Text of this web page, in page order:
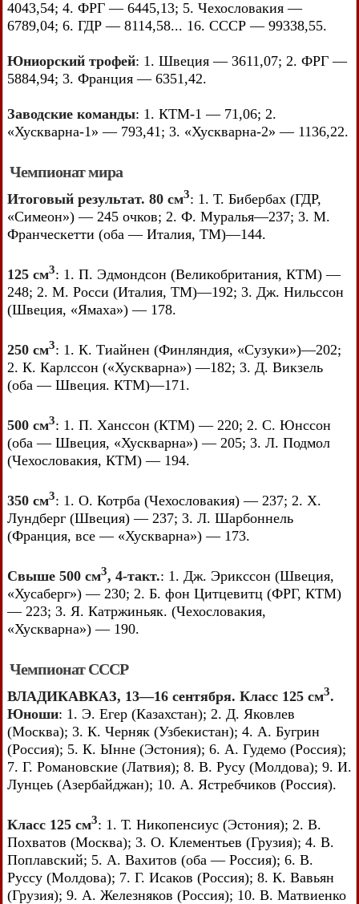
4043,54; 4. ФРГ — 6445,13; 5. Чехословакия —
6789,04; 6. ГДР — 8114,58... 16. СССР — 99338,55.
Юниорский трофей: 1. Швеция — 3611,07; 2. ФРГ —
5884,94; 3. Франция — 6351,42.
Заводские команды: 1. КТМ-1 — 71,06; 2.
«Хускварна-1» — 793,41; 3. «Хускварна-2» — 1136,22.
Чемпионат мира
Итоговый результат. 80 см3: 1. Т. Бибербах (ГДР,
«Симеон») — 245 очков; 2. Ф. Муралья—237; 3. М.
Франческетти (оба — Италия, ТМ)—144.
125 см3: 1. П. Эдмондсон (Великобритания, КТМ) —
248; 2. М. Росси (Италия, ТМ)—192; 3. Дж. Нильссон
(Швеция, «Ямаха») — 178.
250 см3: 1. К. Тиайнен (Финляндия, «Сузуки»)—202;
2. К. Карлссон («Хускварна») —182; 3. Д. Викзель
(оба — Швеция. КТМ)—171.
500 см3: 1. П. Ханссон (КТМ) — 220; 2. С. Юнссон
(оба — Швеция, «Хускварна») — 205; 3. Л. Подмол
(Чехословакия, КТМ) — 194.
350 см3: 1. О. Котрба (Чехословакия) — 237; 2. X.
Лундберг (Швеция) — 237; 3. Л. Шарбоннель
(Франция, все — «Хускварна») — 173.
Свыше 500 см3, 4-такт.: 1. Дж. Эрикссон (Швеция,
«Хусаберг») — 230; 2. Б. фон Цитцевитц (ФРГ, КТМ)
— 223; 3. Я. Катржиньяк. (Чехословакия,
«Хускварна») — 190.
Чемпионат СССР
ВЛАДИКАВКАЗ, 13—16 сентября. Класс 125 см3.
Юноши: 1. Э. Егер (Казахстан); 2. Д. Яковлев
(Москва); 3. К. Черняк (Узбекистан); 4. А. Бугрин
(Россия); 5. К. Ынне (Эстония); 6. А. Гудемо (Россия);
7. Г. Романовские (Латвия); 8. В. Русу (Молдова); 9. И.
Лунцеь (Азербайджан); 10. А. Ястребчиков (Россия).
Класс 125 см3: 1. Т. Никопенсиус (Эстония); 2. В.
Похватов (Москва); 3. О. Клементьев (Грузия); 4. В.
Поплавский; 5. А. Вахитов (оба — Россия); 6. В.
Руссу (Молдова); 7. Г. Исаков (Россия); 8. К. Вавьян
(Грузия); 9. А. Железняков (Россия); 10. В. Матвиенко